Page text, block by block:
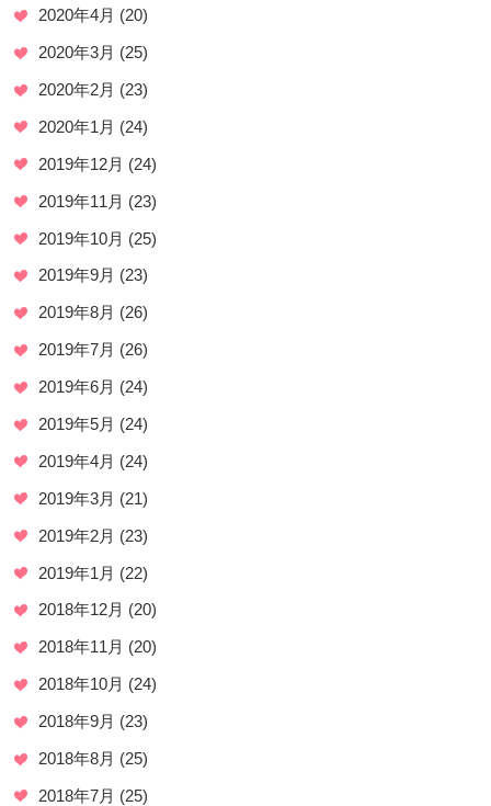
2020年4月 (20)
2020年3月 (25)
2020年2月 (23)
2020年1月 (24)
2019年12月 (24)
2019年11月 (23)
2019年10月 (25)
2019年9月 (23)
2019年8月 (26)
2019年7月 (26)
2019年6月 (24)
2019年5月 (24)
2019年4月 (24)
2019年3月 (21)
2019年2月 (23)
2019年1月 (22)
2018年12月 (20)
2018年11月 (20)
2018年10月 (24)
2018年9月 (23)
2018年8月 (25)
2018年7月 (25)